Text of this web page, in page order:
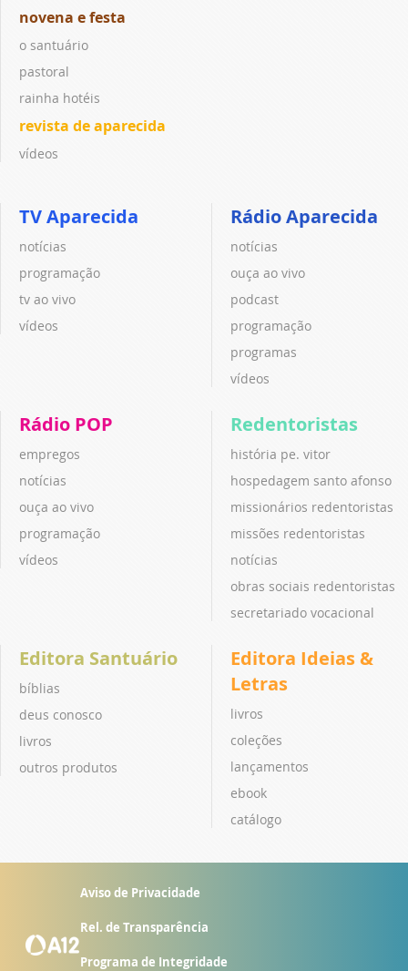
novena e festa
o santuário
pastoral
rainha hotéis
revista de aparecida
vídeos
TV Aparecida
notícias
programação
tv ao vivo
vídeos
Rádio Aparecida
notícias
ouça ao vivo
podcast
programação
programas
vídeos
Rádio POP
empregos
notícias
ouça ao vivo
programação
vídeos
Redentoristas
história pe. vitor
hospedagem santo afonso
missionários redentoristas
missões redentoristas
notícias
obras sociais redentoristas
secretariado vocacional
Editora Santuário
bíblias
deus conosco
livros
outros produtos
Editora Ideias &
Letras
livros
coleções
lançamentos
ebook
catálogo
Aviso de Privacidade
Rel. de Transparência
Programa de Integridade